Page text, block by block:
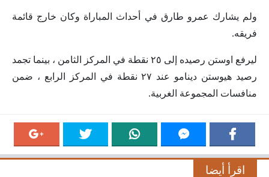
ولم يشارك عمرو طارق في أحداث المباراة وكان خارج قائمة
فريقه.
ليرفع اوستن رصيده إلى ٢٥ نقطة في المركز الثامن ، بينما تجمد
رصيد هيوستن دينامو عند ٢٧ نقطة في المركز الرابع ، ضمن
منافسات المجموعة الغربية.
اقرأ أيضا